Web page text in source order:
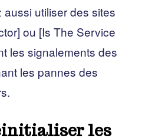
utiliser des sites
ou [Is The Service
les signalements des
les pannes des
les